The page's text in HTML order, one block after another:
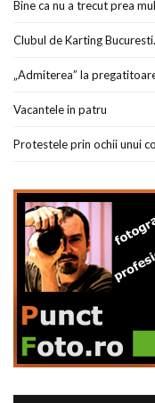
Bine ca nu a trecut prea
Clubul de Karting
„Admiterea” la
Vacantele in patru
Protestele prin ochii unui